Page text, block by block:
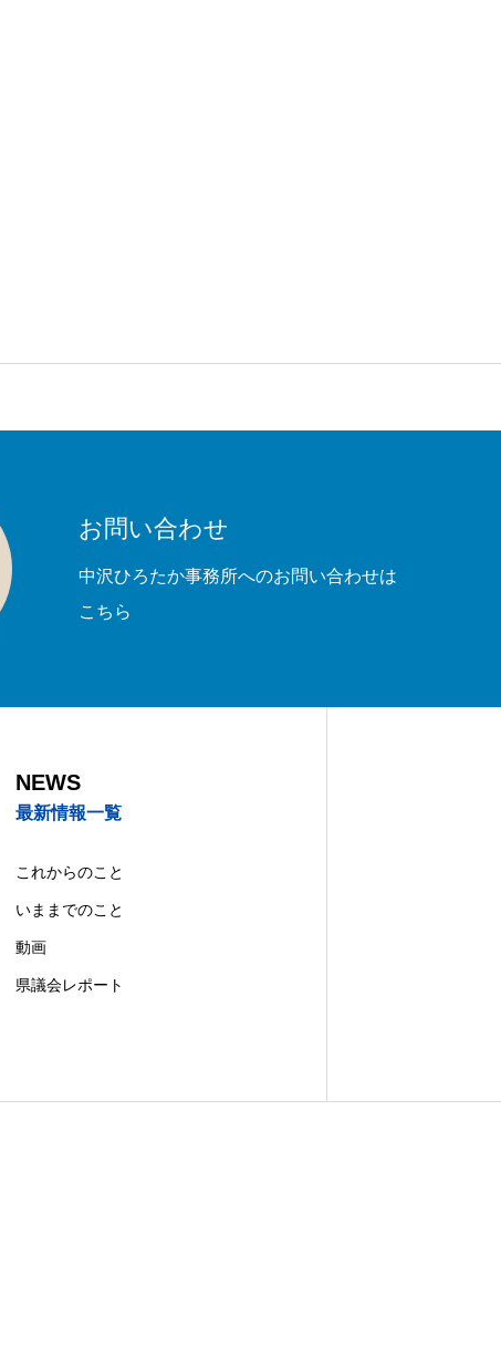
お問い合わせ
中沢ひろたか事務所へのお問い合わせは
こちら
NEWS
最新情報一覧
これからのこと
いままでのこと
動画
県議会レポート